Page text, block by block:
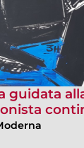
guidata